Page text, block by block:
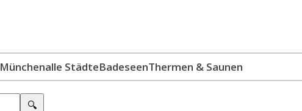
Münchenalle StädteBadeseenThermen & Saunen
🔍